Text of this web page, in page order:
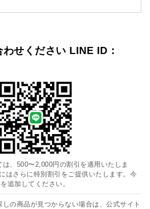
せください LINE ID：
、500〜2,000円の割引を適用いたしま
はさらに特別割引をご提供いたします。今
追加してください。
の商品が見つからない場合は、公式サイト